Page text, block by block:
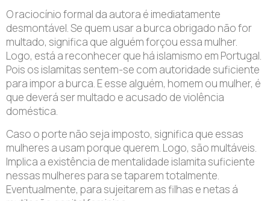
O raciocínio formal da autora é imediatamente
desmontável. Se quem usar a burca obrigado não for
multado, significa que alguém forçou essa mulher.
Logo, está a reconhecer que há islamismo em Portugal.
Pois os islamitas sentem-se com autoridade suficiente
para impor a burca. E esse alguém, homem ou mulher, é
que deverá ser multado e acusado de violência
doméstica.
Caso o porte não seja imposto, significa que essas
mulheres a usam porque querem. Logo, são multáveis.
Implica a existência de mentalidade islamita suficiente
nessas mulheres para se taparem totalmente.
Eventualmente, para sujeitarem as filhas e netas á